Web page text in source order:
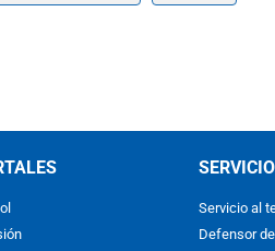
Servicio al
Defensor